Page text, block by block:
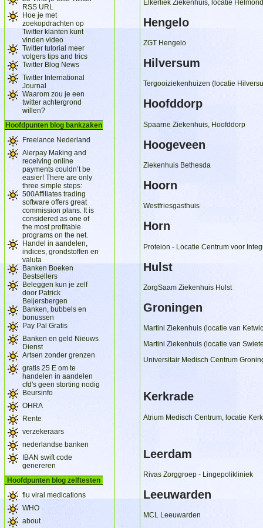
RSS URL
Hoe je met
zoekopdrachten op
Twitter klanten kunt
vinden video
Twitter tutorial meer
volgers tips and trics
Twitter Blog News
Twitter International
Journal
Waarom zou je een
twitter achtergrond
willen?
Hoofdpunten blog bankzaken
Freelance Nederland
Alerpay Making and
receiving online
payments couldn’t be
easier! There are only
three simple steps:
500Affiliates trading
software offers great
commission plans. It is
considered as one of
the most profitable
programs on the net.
Handel in aandelen,
indices, grondstoffen en
valuta
Banken Boeken
Bestsellers
Beleggen kun je zelf
door Patrick
Beijersbergen
Banken, bubbels en
bonussen
Pay Pal Gratis
Banken en geld Nieuws
Dienst
Artsen zonder grenzen
gratis 25 E om te
handelen in aandelen
cfd's geen storting nodig
Beursinfo
OHRA
Rente
verzekeraars
nederlandse banken
IBAN swift code
genereren
Hoofdpunten blog zelftesten
flu viral medications
WHO
about
Elkerliek Ziekenhuis, locatie Helmond
Hengelo
ZGT Hengelo
Hilversum
Tergooiziekenhuizen (locatie
Hoofddorp
Spaarne Ziekenhuis, Hoofddorp
Hoogeveen
Ziekenhuis Bethesda
Hoorn
Westfriesgasthuis
Horn
Proteion - Locatie Centrum voor
Hulst
ZorgSaam Ziekenhuis Hulst
Groningen
Martini Ziekenhuis (locatie van
Martini Ziekenhuis (locatie van
Universitair Medisch Centrum
Kerkrade
Atrium Medisch Centrum, locatie
Leerdam
Rivas Zorggroep - Lingepolikliniek
Leeuwarden
MCL Leeuwarden